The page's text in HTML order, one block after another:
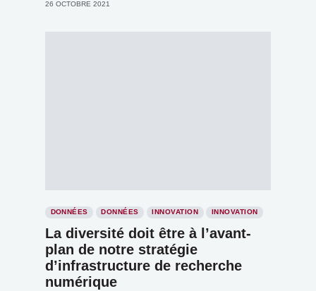
26 OCTOBRE 2021
DONNÉES DONNÉES INNOVATION INNOVATION
La diversité doit être à l’avant-
plan de notre stratégie
d’infrastructure de recherche
numérique